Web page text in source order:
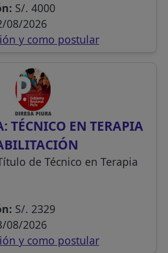
S/. 4000
08/2026
y como postular
TÉCNICO EN TERAPIA
de Técnico en Terapia
S/. 2329
08/2026
y como postular